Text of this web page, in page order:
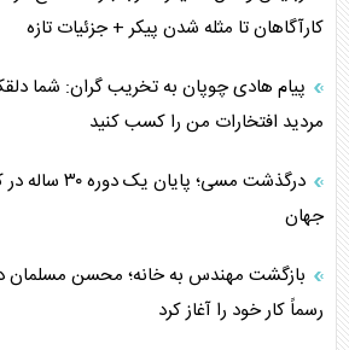
چگونه مقاومت صحنه جنگ را تغییر می‌دهد؟
جنگ رمضان و معضل حضور نظامیان
تحلیل جامع پدیده تراستی‌ها
تأثیر جنگ ایران و آمریکا بر اقتصاد جهانی
اربعین، کابوس مشترک تل‌آویو-واشنگتن
کارآگاهان تا مثله شدن پیکر + جزئیات تازه
پیام هادی چوپان به تخریب گران: شما
مردید افتخارات من را کسب کنید
درگذشت مسی؛
جهان
بازگشت مهندس به خانه؛ محسن مسلمان
رسماً کار خود را آغاز کرد